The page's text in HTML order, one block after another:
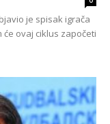
je spisak igrača
ovaj ciklus započeti